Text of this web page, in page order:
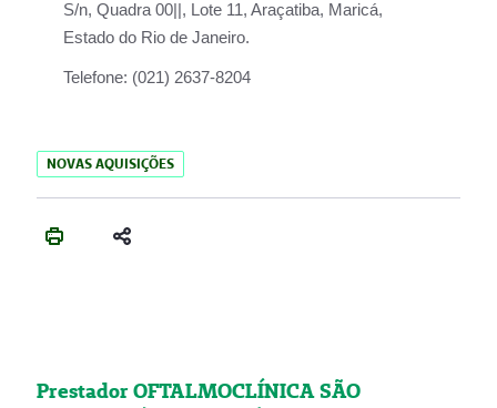
S/n, Quadra 00||, Lote 11, Araçatiba, Maricá,
Estado do Rio de Janeiro.
Telefone: (021) 2637-8204
NOVAS AQUISIÇÕES
Prestador OFTALMOCLÍNICA SÃO